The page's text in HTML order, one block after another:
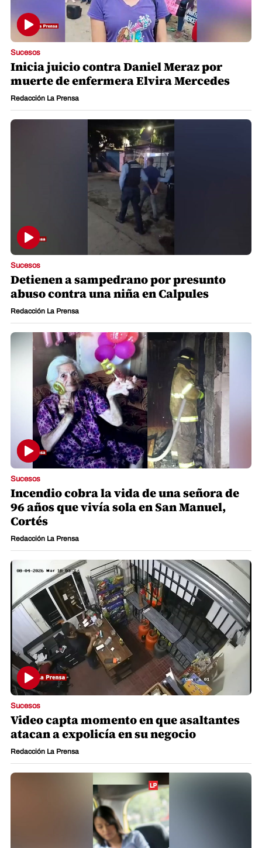
Sucesos
Inicia juicio contra Daniel Meraz por
muerte de enfermera Elvira Mercedes
Redacción La Prensa
Sucesos
Detienen a sampedrano por presunto
abuso contra una niña en Calpules
Redacción La Prensa
Sucesos
Incendio cobra la vida de una señora de
96 años que vivía sola en San Manuel,
Cortés
Redacción La Prensa
Sucesos
Video capta momento en que asaltantes
atacan a expolicía en su negocio
Redacción La Prensa